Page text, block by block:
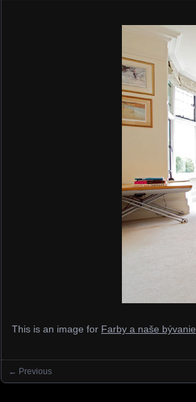
This is an image for Farby a naše bývanie
Images navigation
← Previous